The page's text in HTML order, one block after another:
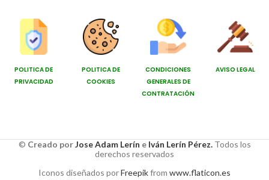
POLITICA DE
PRIVACIDAD
POLITICA DE
COOKIES
CONDICIONES
GENERALES DE
CONTRATACIÓN
AVISO LEGAL
© Creado porJose Adam Lerín e Iván Lerín Pérez.Todos los
derechos reservados
Iconos diseñados porFreepikfrom www.flaticon.es